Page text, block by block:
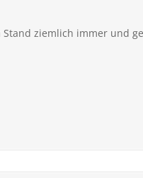
ziemlich immer und